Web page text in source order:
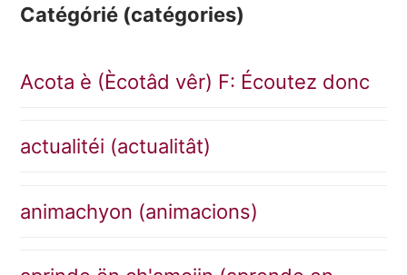
Catégórié (catégories)
Acota è (Ècotâd vêr) F: Écoutez donc
actualitéi (actualitât)
animachyon (animacions)